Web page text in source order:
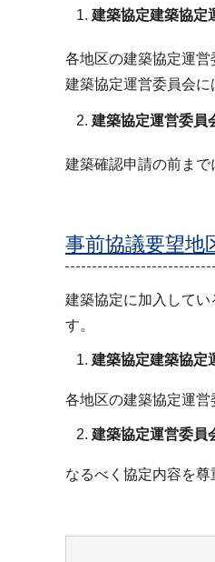
建築協定建築協定
各地区の建築協定運営
建築協定運営委員会に
建築協定運営委員
建築確認申請の前まで
事前協議要望地
建築協定に加入して
す。
建築協定建築協定
各地区の建築協定運営
建築協定運営委員
なるべく協定内容を尊